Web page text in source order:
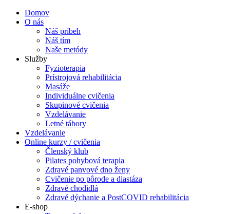
Domov
O nás
Náš príbeh
Náš tím
Naše metódy
Služby
Fyzioterapia
Prístrojová rehabilitácia
Masáže
Individuálne cvičenia
Skupinové cvičenia
Vzdelávanie
Letné tábory
Vzdelávanie
Online kurzy / cvičenia
Členský klub
Pilates pohybová terapia
Zdravé panvové dno ženy
Cvičenie po pôrode a diastáza
Zdravé chodidlá
Zdravé dýchanie a PostCOVID rehabilitácia
E-shop